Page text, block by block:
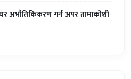
अभौतिकिकरण गर्न अपर तामाकोशी